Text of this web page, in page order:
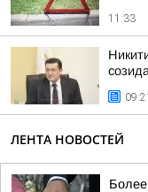
11:33
09:21
ЛЕНТА НОВОСТЕЙ
Более